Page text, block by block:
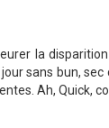
la
sans bun,
Ah, Quick,